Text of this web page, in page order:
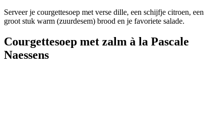
Serveer je courgettesoep met verse dille, een schijfje citroen, een
groot stuk warm (zuurdesem) brood en je favoriete salade.
Courgettesoep met zalm à la Pascale
Naessens